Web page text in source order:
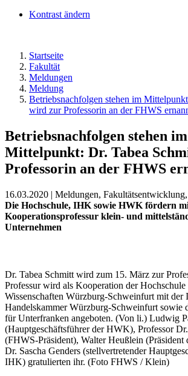
Kontrast ändern
Startseite
Fakultät
Meldungen
Meldung
Betriebsnachfolgen stehen im
wird zur Professorin an der FHWS
Betriebsnachfolgen stehen im
Mittelpunkt: Dr. Tabea
Professorin an der FHWS
16.03.2020 | Meldungen,
Die Hochschule, IHK sowie HWK fördern
Kooperationsprofessur klein- und
Unternehmen
Dr. Tabea Schmitt wird zum 15. März zur
Professur wird als Kooperation der
Wissenschaften Würzburg-Schweinfurt mit der
Handelskammer Würzburg-Schweinfurt sowie
für Unterfranken angeboten. (Von li.) Ludwig
(Hauptgeschäftsführer der HWK), Professor
(FHWS-Präsident), Walter Heußlein
Dr. Sascha Genders (stellvertretender
IHK) gratulierten ihr. (Foto FHWS / Klein)